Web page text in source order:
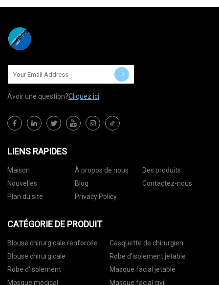
Avoir une question?Cliquez ici
LIENS RAPIDES
Maison À propos de nous
Des produits
Nouvelles
Blog
Contactez-nous
Plan du site
Privacy Policy
CATÉGORIE DE PRODUIT
Blouse chirurgicale renforcée
Casquette de chirurgien
Blouse chirurgicale
Robe d'isolement jetable
Robe d'isolement
Masque facial jetable
Masque médical
Masque facial civil